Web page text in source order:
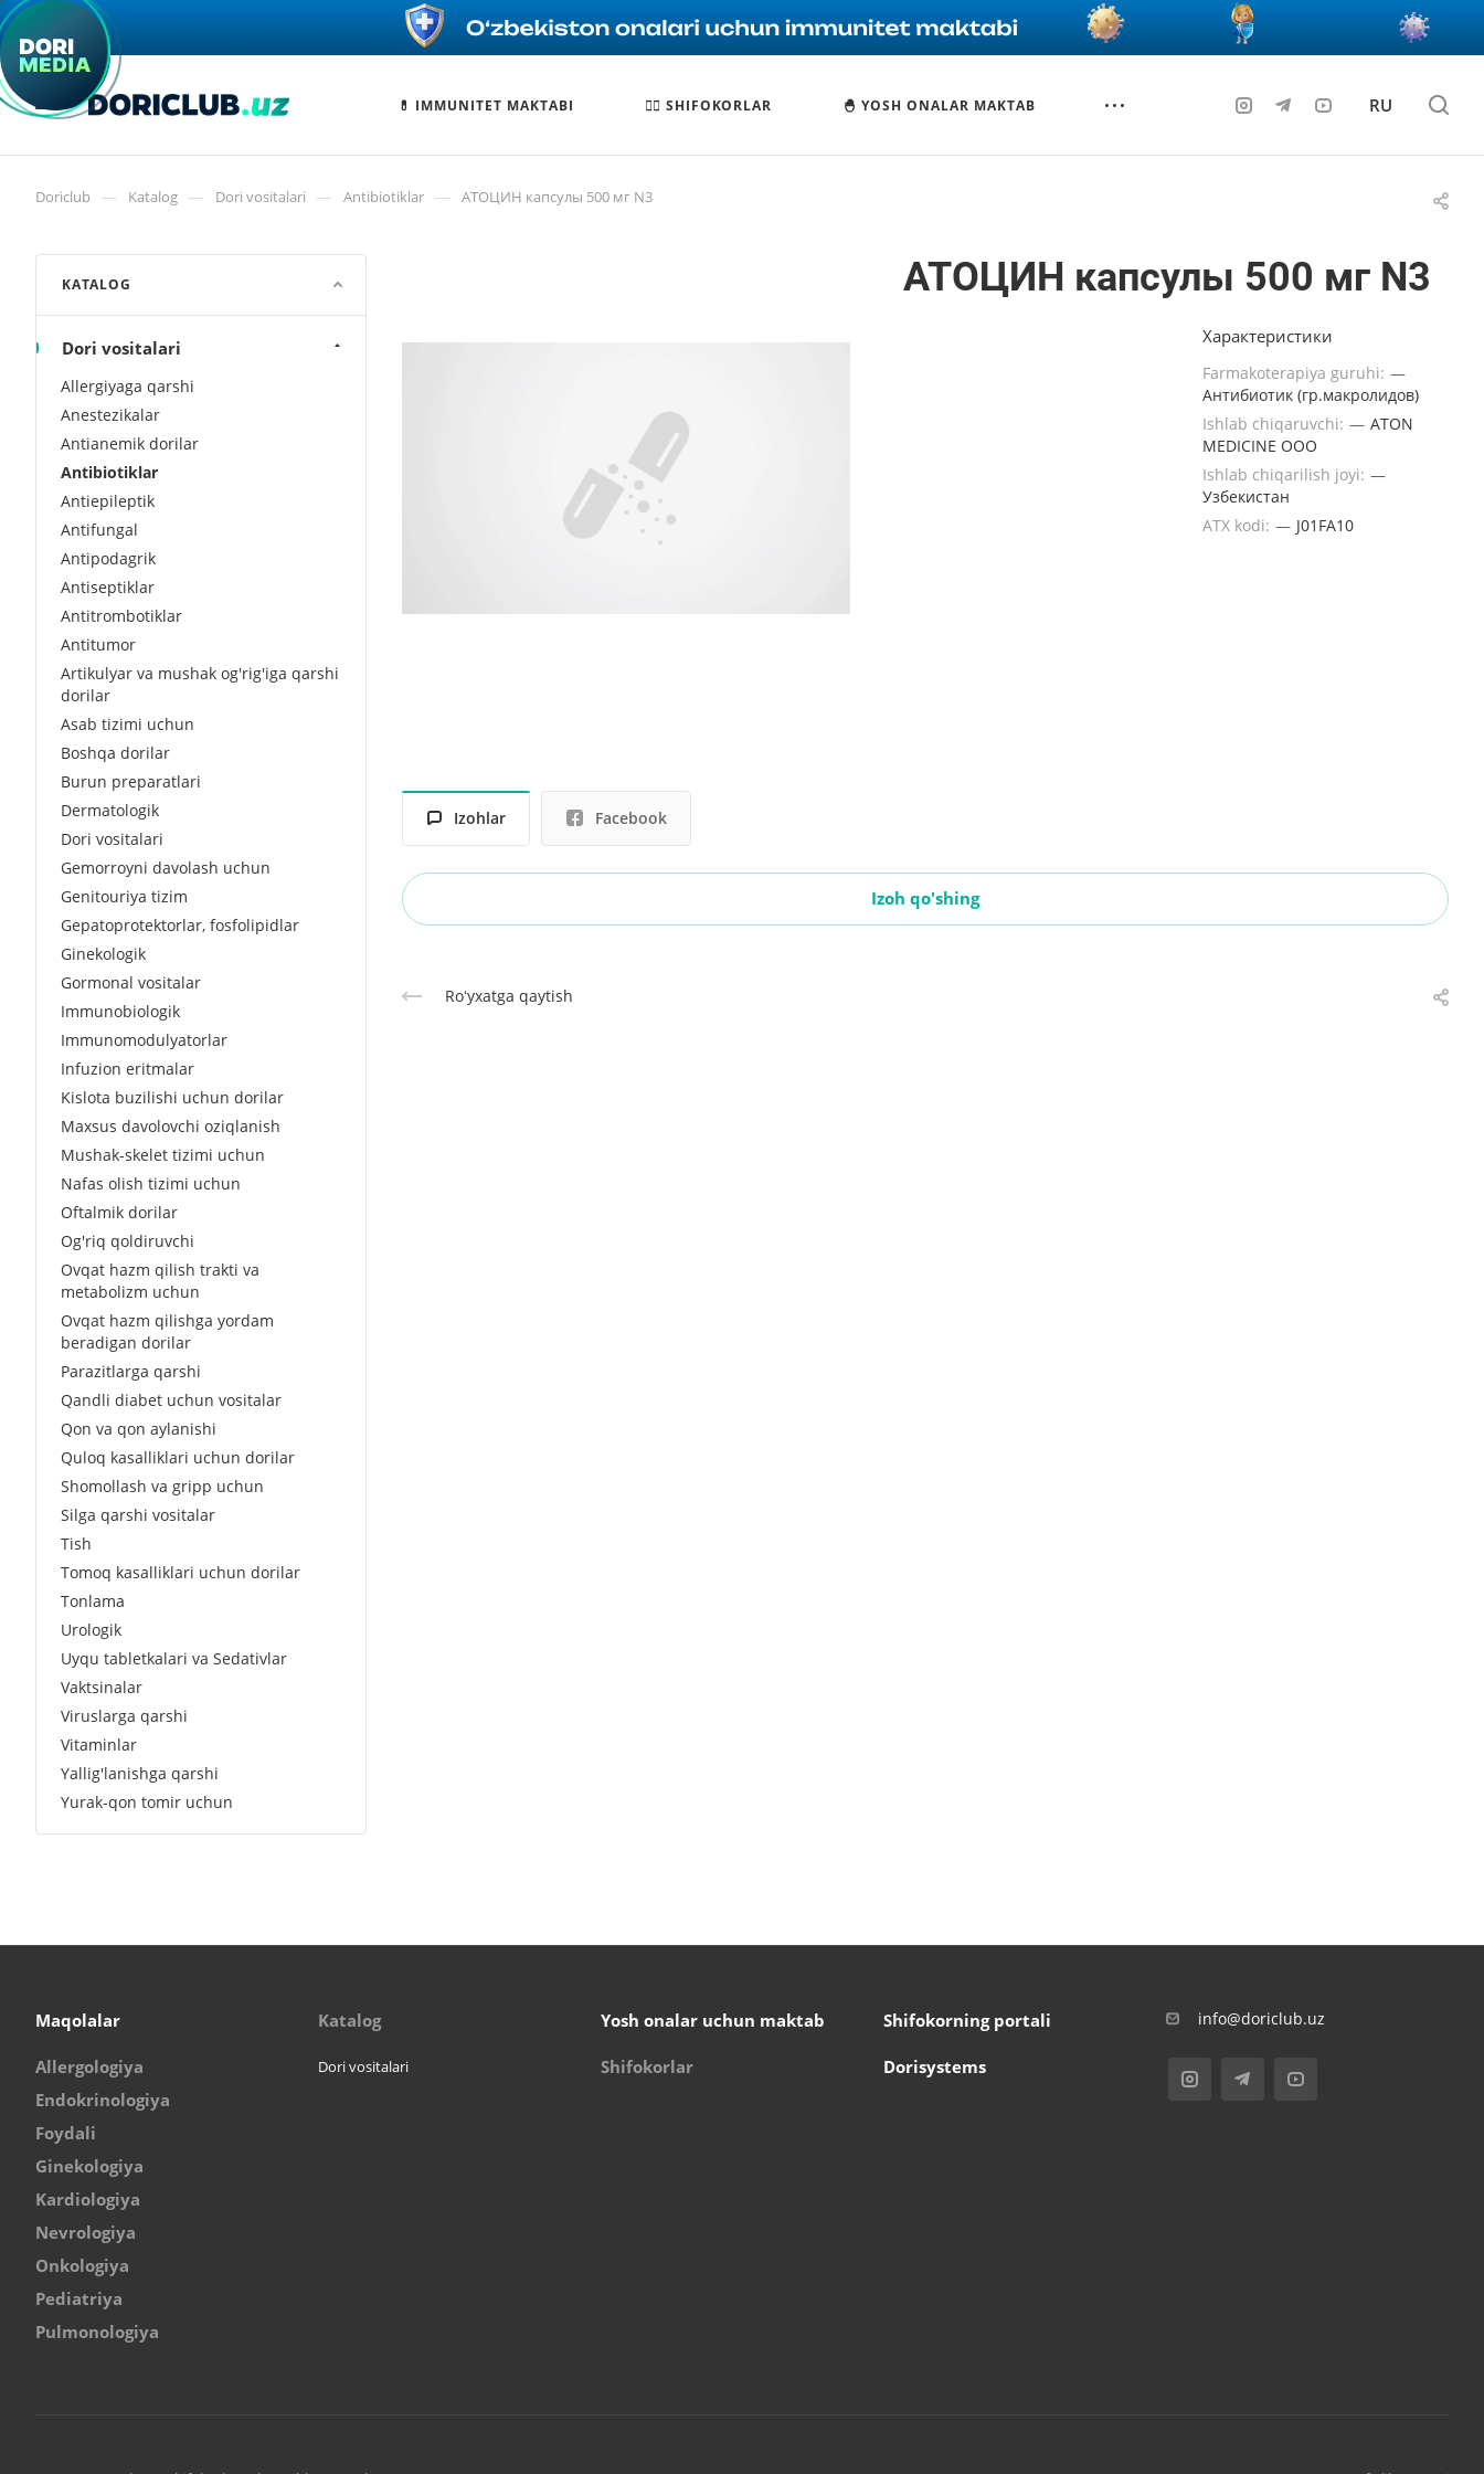
💊 IMMUNITET MAKTABI 🧑‍⚕️ SHIFOKORLAR 🐣 YOSH ONALAR MAKTAB RU
Doriclub — Katalog — Dori vositalari — Antibiotiklar — АТОЦИН капсулы 500 мг N3
АТОЦИН капсулы 500 мг N3
Характеристики
Farmakoterapiya guruhi: —
Антибиотик (гр.макролидов)
Ishlab chiqaruvchi: — ATON
MEDICINE ООО
Ishlab chiqarilish joyi: —
Узбекистан
ATX kodi: — J01FA10
Izohlar Facebook
Izoh qo'shing
Roʻyxatga qaytish
KATALOG
Dori vositalari
Allergiyaga qarshi
Anestezikalar
Antianemik dorilar
Antibiotiklar
Antiepileptik
Antifungal
Antipodagrik
Antiseptiklar
Antitrombotiklar
Antitumor
Artikulyar va mushak og'rig'iga qarshi
dorilar
Asab tizimi uchun
Boshqa dorilar
Burun preparatlari
Dermatologik
Dori vositalari
Gemorroyni davolash uchun
Genitouriya tizim
Gepatoprotektorlar, fosfolipidlar
Ginekologik
Gormonal vositalar
Immunobiologik
Immunomodulyatorlar
Infuzion eritmalar
Kislota buzilishi uchun dorilar
Maxsus davolovchi oziqlanish
Mushak-skelet tizimi uchun
Nafas olish tizimi uchun
Oftalmik dorilar
Og'riq qoldiruvchi
Ovqat hazm qilish trakti va
metabolizm uchun
Ovqat hazm qilishga yordam
beradigan dorilar
Parazitlarga qarshi
Qandli diabet uchun vositalar
Qon va qon aylanishi
Quloq kasalliklari uchun dorilar
Shomollash va gripp uchun
Silga qarshi vositalar
Tish
Tomoq kasalliklari uchun dorilar
Tonlama
Urologik
Uyqu tabletkalari va Sedativlar
Vaktsinalar
Viruslarga qarshi
Vitaminlar
Yallig'lanishga qarshi
Yurak-qon tomir uchun
Maqolalar
Allergologiya
Endokrinologiya
Foydali
Ginekologiya
Kardiologiya
Nevrologiya
Onkologiya
Pediatriya
Pulmonologiya
Katalog
Dori vositalari
Yosh onalar uchun maktab
Shifokorlar
Shifokorning portali
Dorisystems
info@doriclub.uz